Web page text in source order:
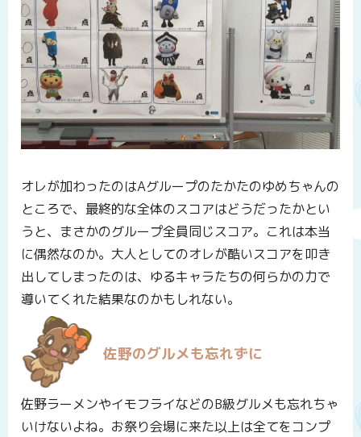
オレが加わったのはAグループのたかたのゆめちゃんの
ところで、最終的な全体のスコアはどうだったかとい
うと、まさかのグループ全員同じスコア。これは本当
に偶然なのか。大人としてのオレが酷いスコアを叩き
出してしまったのは、ゆるキャラたちの何らかの力で
導いてくれた結果なのかもしれない。
佐野のグルメも忘れずに
佐野ラーメンやイモフライなどのB級グルメも忘れちゃ
いけないよね。お祭り会場に来た以上は全てをコンプ